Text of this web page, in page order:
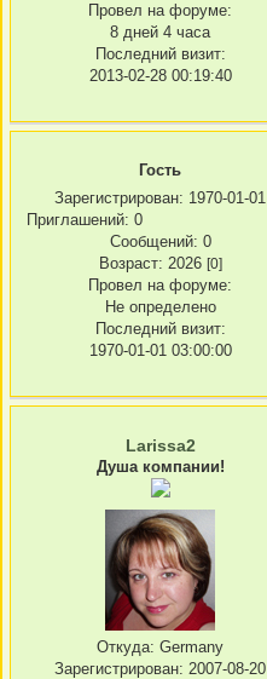
Провел на форуме:
8 дней 4 часа
Последний визит:
2013-02-28 00:19:40
Гость
Зарегистрирован: 1970-01-01
Приглашений: 0
Сообщений: 0
Возраст: 2026 [0]
Провел на форуме:
Не определено
Последний визит:
1970-01-01 03:00:00
Larissa2
Душа компании!
Откуда: Germany
Зарегистрирован: 2007-08-20